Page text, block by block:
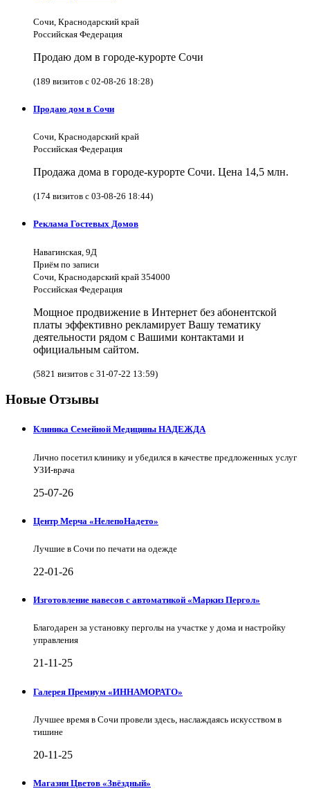
Сочи, Краснодарский край
Российская Федерация
Продаю дом в городе-курорте Сочи
(189 визитов с 02-08-26 18:28)
Продаю дом в Сочи
Сочи, Краснодарский край
Российская Федерация
Продажа дома в городе-курорте Сочи. Цена 14,5 млн.
(174 визитов с 03-08-26 18:44)
Реклама Гостевых Домов
Навагинская, 9Д
Приём по записи
Сочи, Краснодарский край 354000
Российская Федерация
Мощное продвижение в Интернет без абонентской
платы эффективно рекламирует Вашу тематику
деятельности рядом с Вашими контактами и
официальным сайтом.
(5821 визитов с 31-07-22 13:59)
Новые Отзывы
Клиника Семейной Медицины НАДЕЖДА
Лично посетил клинику и убедился в качестве предложенных услуг
УЗИ-врача
25-07-26
Центр Мерча «НелепоНадето»
Лучшие в Сочи по печати на одежде
22-01-26
Изготовление навесов с автоматикой «Маркиз Пергол»
Благодарен за установку перголы на участке у дома и настройку
управления
21-11-25
Галерея Премиум «ИННАМОРАТО»
Лучшее время в Сочи провели здесь, наслаждаясь искусством в
тишине
20-11-25
Магазин Цветов «Звёздный»